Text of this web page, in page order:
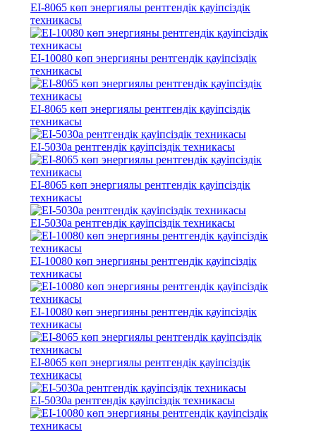
EI-8065 көп энергиялы рентгендік қауіпсіздік
техникасы
EI-10080 көп энергияны рентгендік қауіпсіздік
техникасы
EI-8065 көп энергиялы рентгендік қауіпсіздік
техникасы
EI-5030a рентгендік қауіпсіздік техникасы
EI-8065 көп энергиялы рентгендік қауіпсіздік
техникасы
EI-5030a рентгендік қауіпсіздік техникасы
EI-10080 көп энергияны рентгендік қауіпсіздік
техникасы
EI-10080 көп энергияны рентгендік қауіпсіздік
техникасы
EI-8065 көп энергиялы рентгендік қауіпсіздік
техникасы
EI-5030a рентгендік қауіпсіздік техникасы